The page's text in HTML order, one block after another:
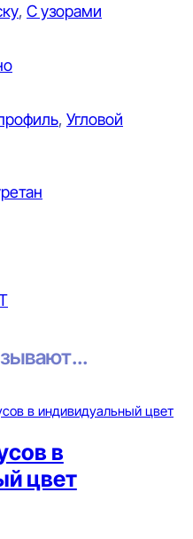
, С узорами
, Угловой
в
цвет